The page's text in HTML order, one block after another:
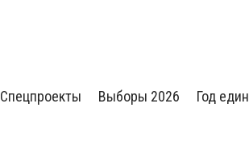
Спецпроекты Выборы 2026 Год